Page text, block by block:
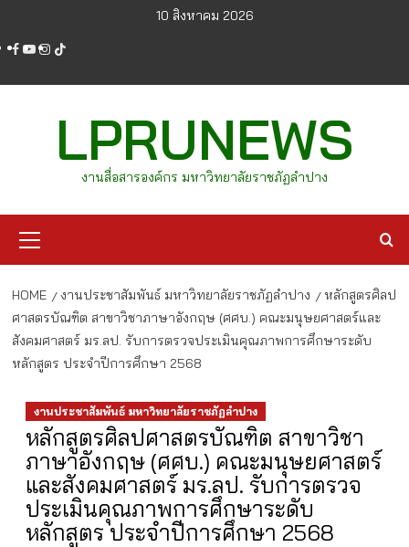
content
10 สิงหาคม 2026
facebook
youtube
instagram
tiktok
LPRUNEWS
งานสื่อสารองค์กร มหาวิทยาลัยราชภัฏลำปาง
Menu
HOME งานประชาสัมพันธ์ มหาวิทยาลัยราชภัฏลำปาง
หลักสูตรศิลป
ศาสตรบัณฑิต สาขาวิชาภาษาอังกฤษ (ศศบ.) คณะมนุษยศาสตร์และ
สังคมศาสตร์ มร.ลป. รับการตรวจประเมินคุณภาพการศึกษาระดับ
หลักสูตร ประจำปีการศึกษา 2568
งานประชาสัมพันธ์ มหาวิทยาลัยราชภัฏลำปาง
หลักสูตรศิลปศาสตรบัณฑิต สาขาวิชา
ภาษาอังกฤษ (ศศบ.) คณะมนุษยศาสตร์
และสังคมศาสตร์ มร.ลป. รับการตรวจ
ประเมินคุณภาพการศึกษาระดับ
หลักสูตร ประจำปีการศึกษา 2568